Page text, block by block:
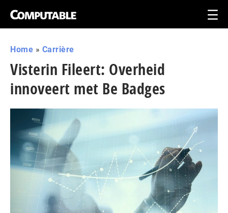
Home » Carrière
Visterin Fileert: Overheid
innoveert met Be Badges